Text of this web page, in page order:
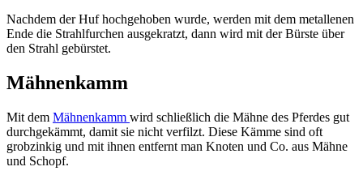
Nachdem der Huf hochgehoben wurde, werden mit dem metallenen
Ende die Strahlfurchen ausgekratzt, dann wird mit der Bürste über
den Strahl gebürstet.
Mähnenkamm
Mit dem Mähnenkamm wird schließlich die Mähne des Pferdes gut
durchgekämmt, damit sie nicht verfilzt. Diese Kämme sind oft
grobzinkig und mit ihnen entfernt man Knoten und Co. aus Mähne
und Schopf.